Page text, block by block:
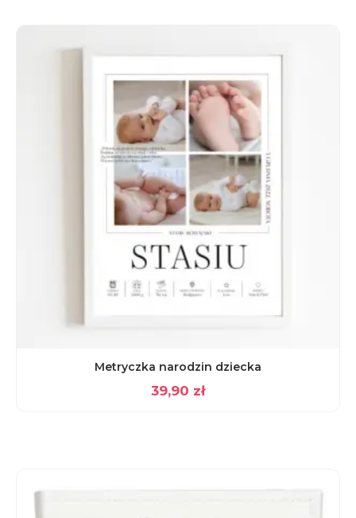
Metryczka narodzin dziecka
39,90 zł